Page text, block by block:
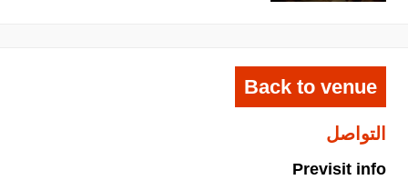
Back to venue
التواصل
Previsit info